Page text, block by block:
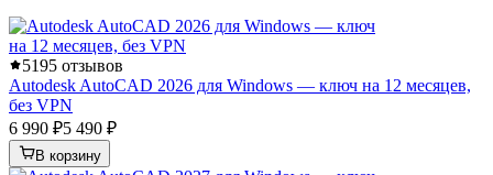
5195 отзывов
Autodesk AutoCAD 2026 для Windows — ключ на 12 месяцев,
без VPN
6 990 ₽5 490 ₽
В корзину